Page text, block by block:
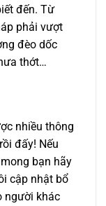
đến. Từ
phải vượt
đèo dốc
thớt…
nhiều thông
đấy! Nếu
bạn hãy
cập nhật bổ
người khác